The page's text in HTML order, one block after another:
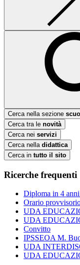
Cerca nella sezione
Cerca tra le novità
Cerca nei servizi
Cerca nella didattica
Cerca in tutto il sito
Ricerche frequenti
Diploma in 4
Orario
UDA
UDA
Convitto
IPSSEOA M.
UDA
UDA